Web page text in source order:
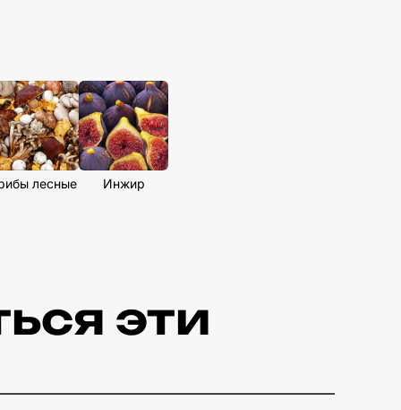
лесные Инжир
эти